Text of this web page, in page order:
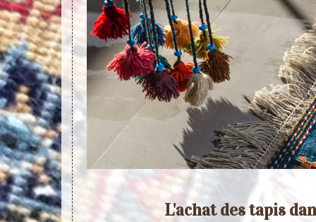
L'achat des tapis